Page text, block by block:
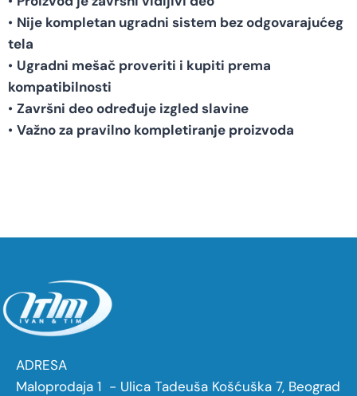
• Nije kompletan ugradni sistem bez odgovarajućeg
tela
• Ugradni mešač proveriti i kupiti prema
kompatibilnosti
• Završni deo određuje izgled slavine
• Važno za pravilno kompletiranje proizvoda
ADRESA
Maloprodaja 1 - Ulica Tadeuša Košćuška 7, Beograd